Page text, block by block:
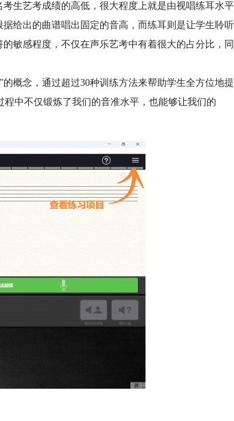
生艺考成绩的高低，很大程度上就是由视唱练耳水平
给出的曲谱唱出固定的音高，而练耳则是让学生聆听
敏感程度，不仅在声乐艺考中有着很大的占分比，同
概念，通过超过30种训练方法来帮助学生全方位地提
中不仅锻炼了我们的音准水平，也能够让我们的